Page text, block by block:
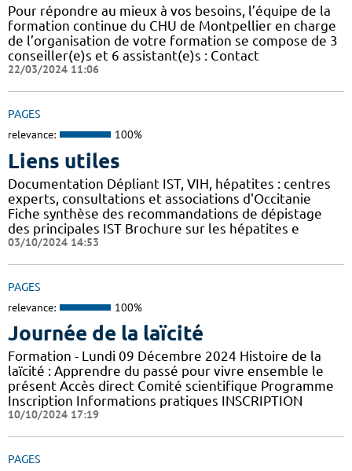
Pour répondre au mieux à vos besoins, l’équipe de la
formation continue du CHU de Montpellier en charge
de l’organisation de votre formation se compose de 3
conseiller(e)s et 6 assistant(e)s : Contact
22/03/2024 11:06
PAGES
relevance: 100%
Liens utiles
Documentation Dépliant IST, VIH, hépatites : centres
experts, consultations et associations d'Occitanie
Fiche synthèse des recommandations de dépistage
des principales IST Brochure sur les hépatites e
03/10/2024 14:53
PAGES
relevance: 100%
Journée de la laïcité
Formation - Lundi 09 Décembre 2024 Histoire de la
laïcité : Apprendre du passé pour vivre ensemble le
présent Accès direct Comité scientifique Programme
Inscription Informations pratiques ​INSCRIPTION
10/10/2024 17:19
PAGES